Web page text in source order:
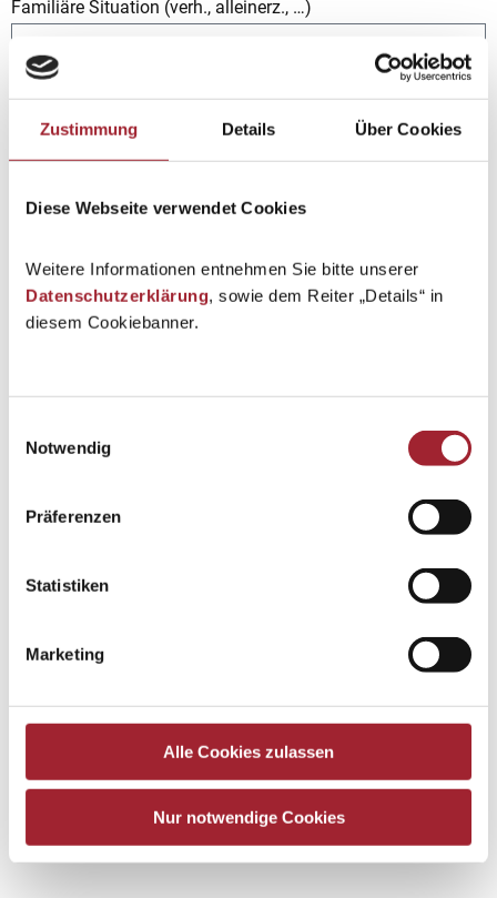
Zustimmung Details Über Cookies
Diese Webseite verwendet Cookies
Weitere Informationen entnehmen Sie bitte unserer
Datenschutzerklärung, sowie dem Reiter „Details“ in
diesem Cookiebanner.
Notwendig
Präferenzen
Statistiken
Marketing
Alle Cookies zulassen
Nur notwendige Cookies
Familiäre Situation (verh., alleinerz., …)
Das Kind wohnt bei
Geschwister (Vorname, Geburtsjahr)
Gesundheitliche Aspekte, Medikamente (Asthma, Allergien,
Schwimmer (aus organisatorischen Gründen wichtig)
ja
nein